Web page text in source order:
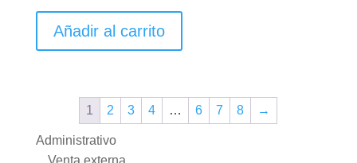
Añadir al carrito
1 2 3 4 … 6 7 8 →
Administrativo
Venta externa